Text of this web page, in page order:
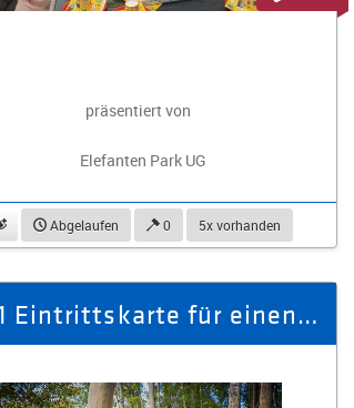
präsentiert von
Elefanten Park UG
beobachtenAbgelaufen 0 5x vorhanden
2 x 1 Eintrittskarte für einen Erwachsenen